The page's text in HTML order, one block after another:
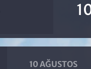
10 AĞUSTOS